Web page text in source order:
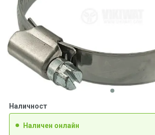
Наличност
Наличен онлайн